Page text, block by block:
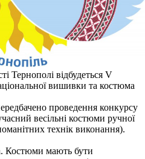
Тернополі відбудеться V
вишивки та костюма
проведення конкурсу
весільні костюми ручної
технік виконання).
Костюми мають бути